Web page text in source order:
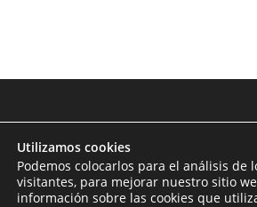
Utilizamos cookies
Podemos colocarlos para el análisis de
visitantes, para mejorar nuestro sitio
información sobre las cookies que